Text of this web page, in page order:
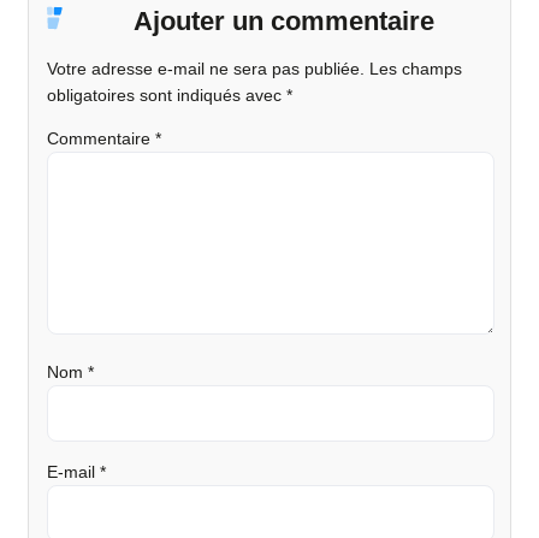
Ajouter un commentaire
Votre adresse e-mail ne sera pas publiée. Les champs
obligatoires sont indiqués avec *
Commentaire *
Nom *
E-mail *